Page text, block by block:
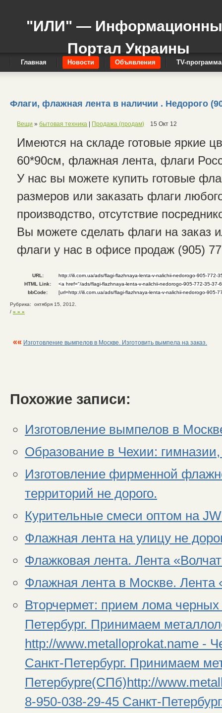
"ИЛИ" —
Портал Украины
Главная Новости Объявления TV-программа
Флаги, флажная лента в наличии . Недорого
Вещи »бытовая техника Продажа (продам) 15 Окт 12
Имеются на складе готовые яркие
60*90см, флажная лента, флаги
У нас вы можете купить готовые
размеров или заказать флаги
производство, отсутствие
Вы можете сделать флаги на заказ
флаги у нас в офисе продаж (905)
URL:
HTML Link:
bbCode:
Рубрика: октября 15, 2012.
/ » » »
«« Изготовление вымпелов в Москве. Изготовить вымпела на заказ.
Похожие записи:
Изготовление вымпелов в
Образование в Чехии:
Изготовление фирменной
территорий не дорого.
Курительные смеси оптом на
Флажная лента на улицу не
Флажковая лента. Лента
Флажная лента в Москве. Лента
Вторчермет: прием лома
Петербург. Принимаем
http://www.metalloprokat.name -
Санкт-Петербург. Принимаем
Петербурге(СПб)http://
8-950-038-29-45 Санкт-